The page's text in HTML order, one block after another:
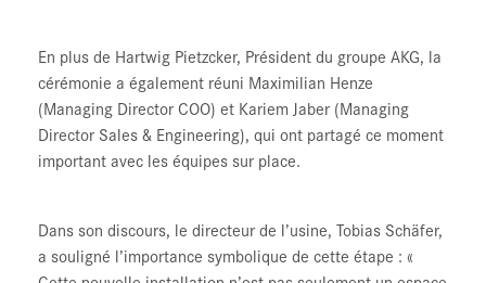
En plus de Hartwig Pietzcker, Président du groupe AKG, la
cérémonie a également réuni Maximilian Henze
(Managing Director COO) et Kariem Jaber (Managing
Director Sales & Engineering), qui ont partagé ce moment
important avec les équipes sur place.
Dans son discours, le directeur de l’usine, Tobias Schäfer,
a souligné l’importance symbolique de cette étape : «